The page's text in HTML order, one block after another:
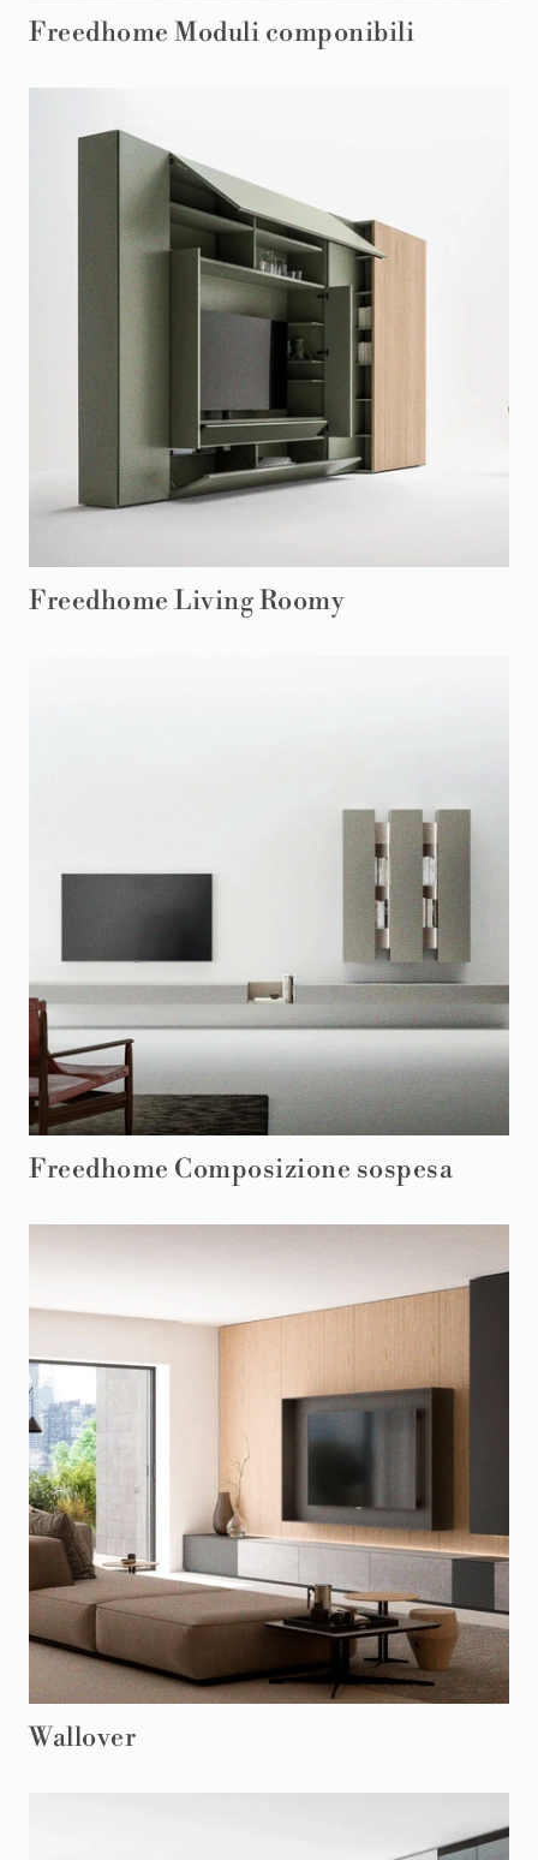
Freedhome Moduli componibili
Freedhome Living Roomy
Freedhome Composizione sospesa
Wallover